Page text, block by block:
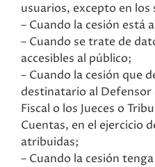
usuarios, excepto en
– Cuando la cesión está
– Cuando se trate de
accesibles al público;
– Cuando la cesión que
destinatario al
Fiscal o los Jueces o
Cuentas, en el ejercicio
atribuidas;
– Cuando la cesión